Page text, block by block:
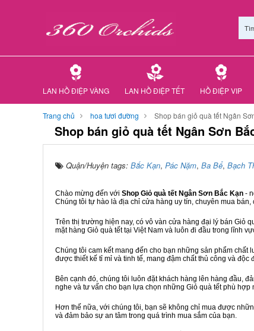
LAN HỒ ĐIỆP VÀNG LAN HỒ ĐIỆP TẾT HỒ ĐIỆP VIP
Trang chủ hoa tươi đường Shop bán giỏ quà tết Ngân
Shop bán giỏ quà tết Ngân Sơn
Quận/Huyện tags: Bắc Kạn, Pác Nặm, Ba Bể, Bạch
Chào mừng đến với Shop Giỏ quà tết Ngân Sơn Bắc Kạn -
Chúng tôi tự hào là địa chỉ cửa hàng uy tín, chuyên mua
Trên thị trường hiện nay, có vô vàn cửa hàng đại lý bán Giỏ
mặt hàng Giỏ quà tết tại Việt Nam và luôn đi đầu trong lĩnh
Chúng tôi cam kết mang đến cho bạn những sản phẩm
được thiết kế tỉ mỉ và tinh tế, mang đậm chất thủ công và
Bên cạnh đó, chúng tôi luôn đặt khách hàng lên hàng đầu,
nghe và tư vấn cho bạn lựa chọn những Giỏ quà tết phù
Hơn thế nữa, với chúng tôi, bạn sẽ không chỉ mua được
và đảm bảo sự an tâm trong quá trình mua sắm của bạn.